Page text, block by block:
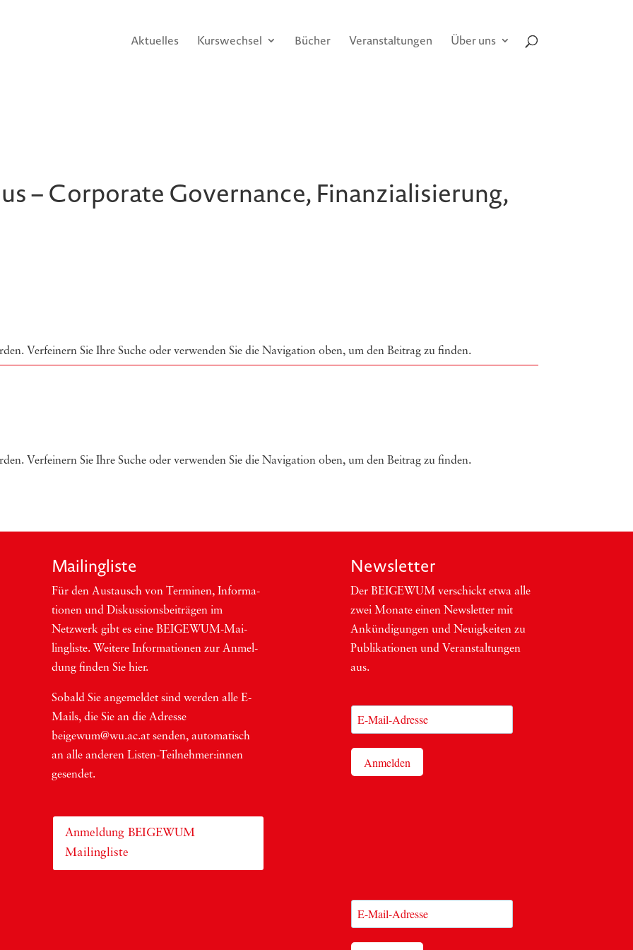
Aktuelles Kurswechsel Bücher Veranstaltungen Über uns
– Corporate Governance, Finanzialisierung,
Verfeinern Sie Ihre Suche oder verwenden Sie die Navigation oben, um den Beitrag zu finden.
Verfeinern Sie Ihre Suche oder verwenden Sie die Navigation oben, um den Beitrag zu finden.
Mai­ling­lis­te
Für den Aus­tausch von Ter­mi­nen, Infor­ma­
tio­nen und Dis­kus­si­ons­bei­trä­gen im
Netzwerk gibt es eine BEI­GEWUM-Mai­
ling­lis­te. Wei­te­re Infor­ma­tio­nen zur Anmel­
dung fin­den Sie hier.
Sobald Sie ange­mel­det sind wer­den alle E-
Mails, die Sie an die Adres­se
beigewum@wu.ac.at sen­den, auto­ma­tisch
an alle ande­ren Lis­ten-Teil­neh­me­r:in­nen
gesendet.
Anmeldung BEIGEWUM
Mailingliste
Newsletter
Der BEIGEWUM ver­schickt etwa alle
zwei Mona­te einen News­let­ter mit
Ankün­di­gun­gen und Neu­ig­kei­ten zu
Publi­ka­tio­nen und Ver­an­stal­tun­gen
aus.